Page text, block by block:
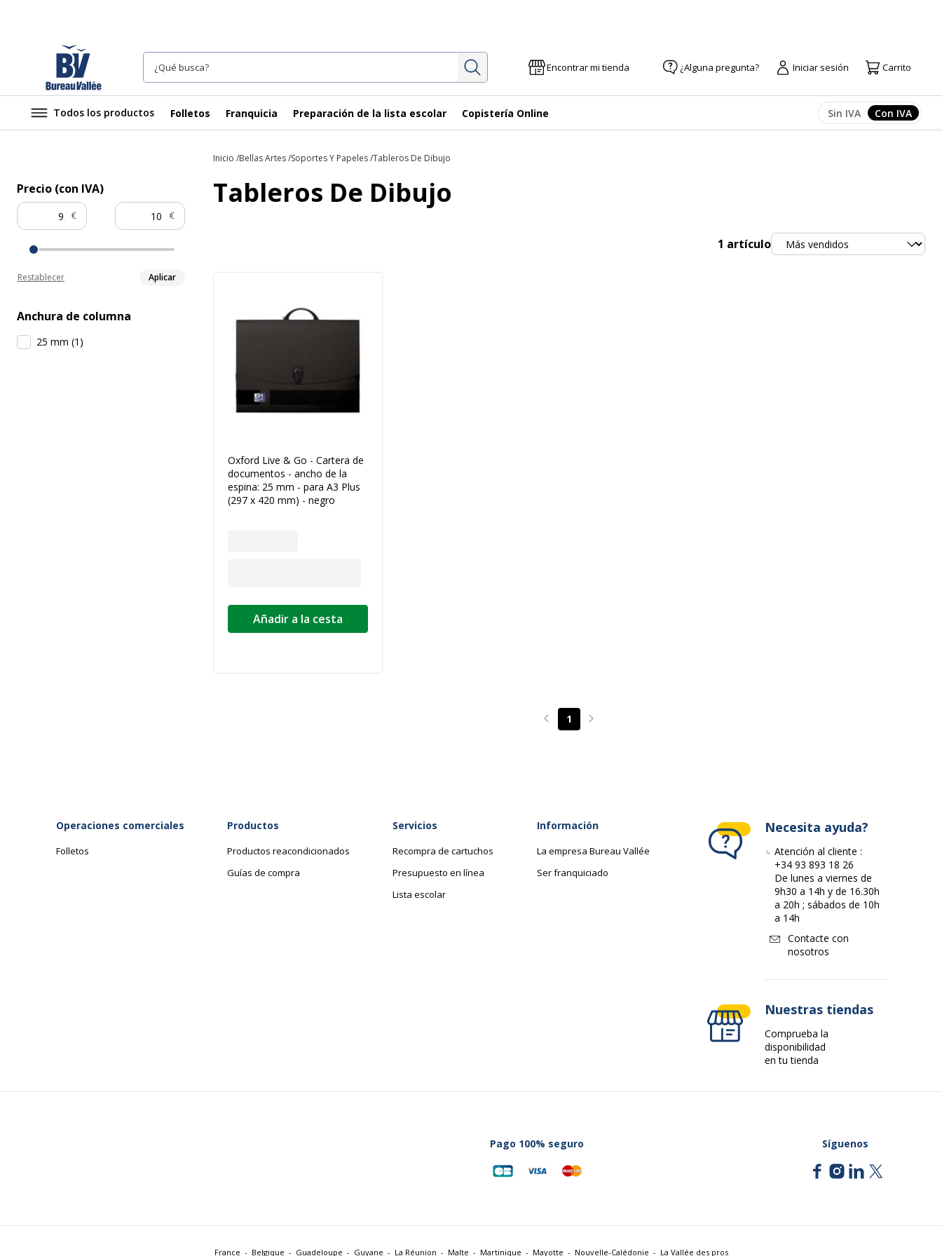
InvestigaciónEncontrar mi tienda ¿Alguna pregunta? Iniciar sesión Carrito
Todos los productos Folletos Franquicia Preparación de la lista escolar Copistería Online Afficher les prix
Sin IVA Afficher
Con IVA
Precio (con IVA)
€ €
Restablecer Aplicar
Anchura de columna
25 mm (1 )
Inicio Bellas Artes Soportes Y Papeles Tableros De Dibujo
Tableros De Dibujo
1 artículoOrdenar
Oxford Live & Go - Cartera de
documentos - ancho de la
espina: 25 mm - para A3 Plus
(297 x 420 mm) - negro
Añadir a la cesta
Page précédente
1 Page suivante
Operaciones comerciales
Folletos
Productos
Productos reacondicionados
Guías de compra
Servicios
Recompra de cartuchos
Presupuesto en línea
Lista escolar
Información
La empresa Bureau Vallée
Ser franquiciado
Necesita ayuda?
Atención al cliente :
+34 93 893 18 26
De lunes a viernes de
9h30 a 14h y de 16.30h
a 20h ; sábados de 10h
a 14h
Contacte con
nosotros
Nuestras tiendas
Comprueba la
disponibilidad
en tu tienda
Pago 100% seguro Síguenos
France Belgique Guadeloupe Guyane La Réunion Malte Martinique Mayotte Nouvelle-Calédonie La Vallée des pros